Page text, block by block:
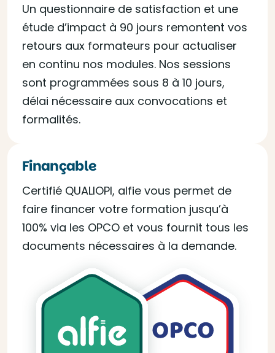
Un questionnaire de satisfaction et une
étude d’impact à 90 jours remontent vos
retours aux formateurs pour actualiser
en continu nos modules. Nos sessions
sont programmées sous 8 à 10 jours,
délai nécessaire aux convocations et
formalités.
Finançable
Certifié QUALIOPI, alfie vous permet de
faire financer votre formation jusqu’à
100% via les OPCO et vous fournit tous les
documents nécessaires à la demande.